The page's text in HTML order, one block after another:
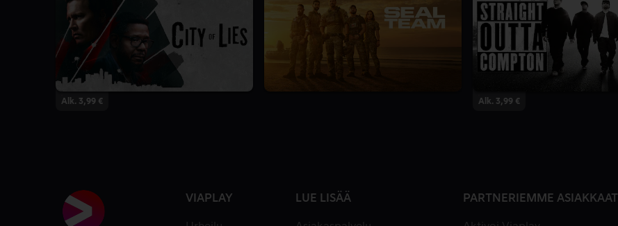
Alk. 3,99 €
Alk. 3,99 €
VIAPLAY LUE LISÄÄ PARTNERIEMME ASIAKKAAT